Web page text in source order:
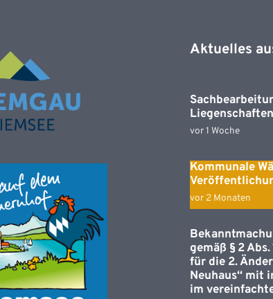
Aktuelles
Liegenschaften
vor 1 Woche
Kommunale
vor 2 Monaten
gemäß § 2
für die 2.
Neuhaus“ mit
im